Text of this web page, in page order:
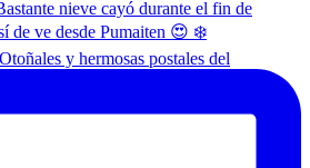
y hermosas postales del